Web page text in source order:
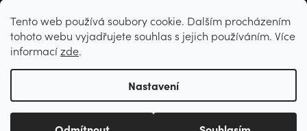
Tento web používá soubory cookie. Dalším procházením
tohoto webu vyjadřujete souhlas s jejich používáním. Více
informacízde.
Nastavení
ARCHIV
Vytvořil Shoptet
Copyright 2026CZvzt.cz. Všechna práva vyhrazena.Upravit